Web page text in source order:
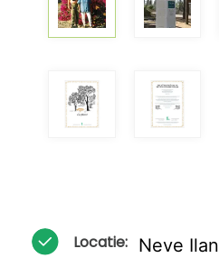
Locatie: Neve Ilan